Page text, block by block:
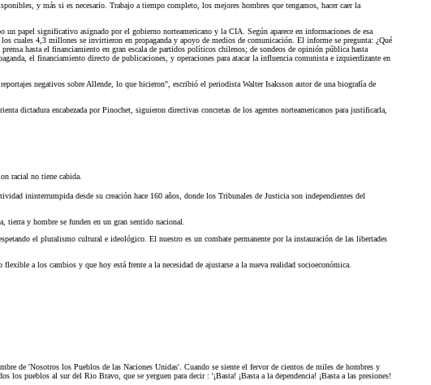
y más si es necesario. Trabajo a tiempo completo, los mejores hombres que tengamos, hacer caer la
papel significativo asignado por el gobierno norteamericano y la CIA. Según aparece en informaciones de esa
cuales 4,3 millones se invirtieron en propaganda y apoyo de medios de comunicación. El informe se pregunta: ¿Qué
hasta el financiamiento en gran escala de partidos políticos chilenos; de sondeos de opinión pública hasta
el financiamiento directo de publicaciones, y operaciones para atacar la influencia comunista e izquierdizante en
negativos sobre Allende, lo que hicieron", escribió el periodista Walter Isaksson autor de una biografía de
dictadura encabezada por Pinochet, siguieron directivas concretas de los agentes norteamericanos para justificarla,
racial no tiene cabida.
ininterrumpida desde su creación hace 160 años, donde los Tribunales de Justicia son independientes del
y hombre se funden en un gran sentido nacional.
el pluralismo cultural e ideológico. El nuestro es un combate permanente por la instauración de las libertades
a los cambios y que hoy está frente a la necesidad de ajustarse a la nueva realidad socioeconómica.
de 'Nosotros los Pueblos de las Naciones Unidas'. Cuando se siente el fervor de cientos de miles de hombres y
los pueblos al sur del Rio Bravo, que se yerguen para decir : '¡Basta! ¡Basta a la dependencia! ¡Basta a las presiones!